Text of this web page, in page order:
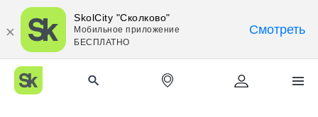
SkolCity "Сколково"
Мобильное приложение
БЕСПЛАТНО
Смотреть